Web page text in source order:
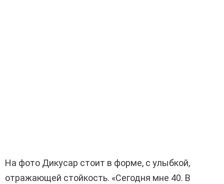
На фото Дикусар стоит в форме, с улыбкой,
отражающей стойкость. «Сегодня мне 40. В